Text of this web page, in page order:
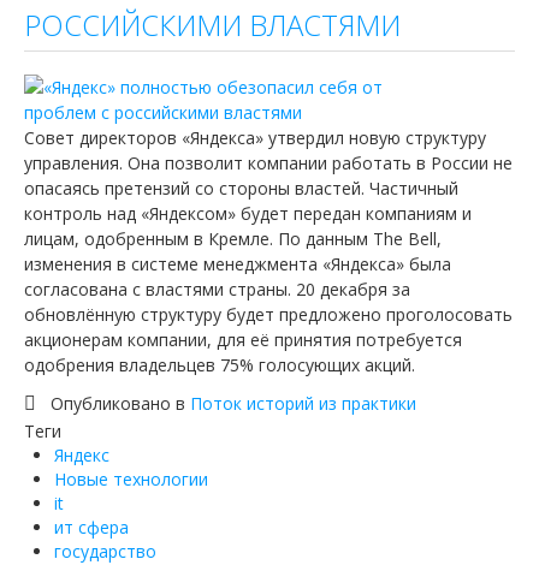
РОССИЙСКИМИ ВЛАСТЯМИ
Совет директоров «Яндекса» утвердил новую структуру
управления. Она позволит компании работать в России не
опасаясь претензий со стороны властей. Частичный
контроль над «Яндексом» будет передан компаниям и
лицам, одобренным в Кремле. По данным The Bell,
изменения в системе менеджмента «Яндекса» была
согласована с властями страны. 20 декабря за
обновлённую структуру будет предложено проголосовать
акционерам компании, для её принятия потребуется
одобрения владельцев 75% голосующих акций.
Опубликовано в Поток историй из практики
Теги
Яндекс
Новые технологии
it
ит сфера
государство